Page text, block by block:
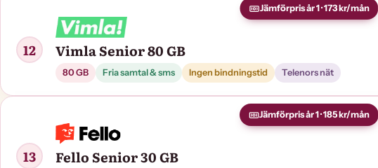
Jämförpris år 1 · 173 kr/mån
12 Vimla Senior 80 GB
80 GB Fria samtal & sms Ingen bindningstid Telenors nät
Jämförpris år 1 · 185 kr/mån
13 Fello Senior 30 GB